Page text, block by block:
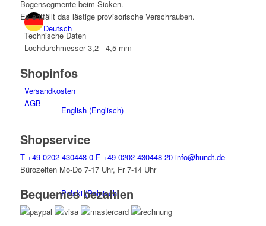
Deutsch
English(Englisch)
Polski(Polnisch)
Bogensegmente beim Sicken.
Es entfällt das lästige provisorische Verschrauben.
Technische Daten
Lochdurchmesser 3,2 - 4,5 mm
Shopinfos
Versandkosten
AGB
Shopservice
T +49 0202 430448-0 F +49 0202 430448-20 info@hundt.de
Bürozeiten Mo-Do 7-17 Uhr, Fr 7-14 Uhr
Bequemes bezahlen